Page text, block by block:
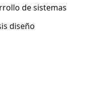
de sistemas
diseño